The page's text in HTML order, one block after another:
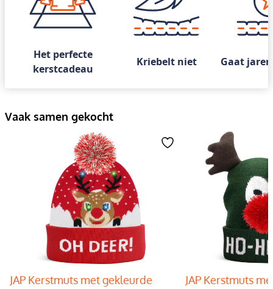
Het perfecte
kerstcadeau
Kriebelt niet Gaat
Vaak samen gekocht
JAP Kerstmuts met gekleurde
JAP Kerstmuts